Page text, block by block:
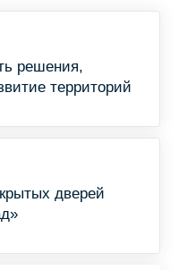
решения,
территорий
дверей